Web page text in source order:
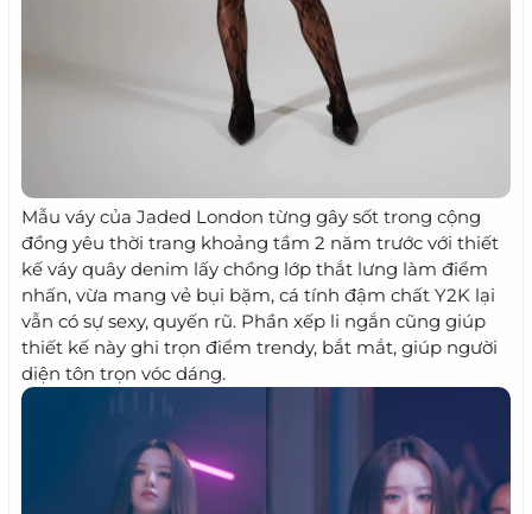
Mẫu váy của Jaded London từng gây sốt trong cộng
đồng yêu thời trang khoảng tầm 2 năm trước với thiết
kế váy quây denim lấy chồng lớp thắt lưng làm điểm
nhấn, vừa mang vẻ bụi bặm, cá tính đậm chất Y2K lại
vẫn có sự sexy, quyến rũ. Phần xếp li ngắn cũng giúp
thiết kế này ghi trọn điểm trendy, bắt mắt, giúp người
diện tôn trọn vóc dáng.